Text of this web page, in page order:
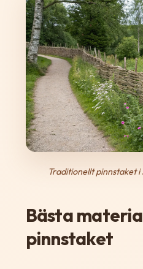
Traditionellt pinnstaket
Bästa
pinnstaket